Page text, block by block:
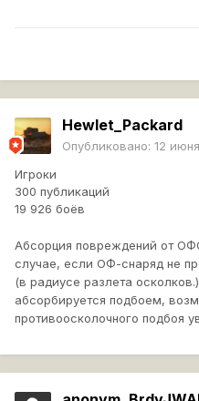
Hewlet_Packard
Опубликовано: 12
Игроки
300 публикаций
19 926 боёв
Абсорция повреждений от
случае, если ОФ-снаряд не
(в радиусе разлета
абсорбируется подбоем,
противоосколочного подбоя